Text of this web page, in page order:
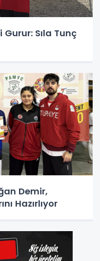
Gurur: Sıla Tunç
Demir,
Hazırlıyor